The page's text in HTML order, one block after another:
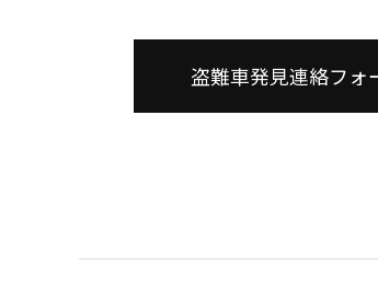
盗難車発見連絡フォ